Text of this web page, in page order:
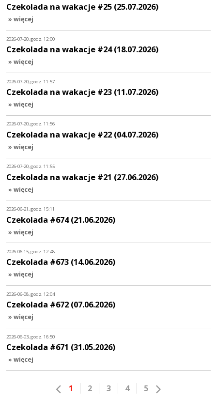
Czekolada na wakacje #25 (25.07.2026)
» więcej
2026-07-20, godz. 12:00
Czekolada na wakacje #24 (18.07.2026)
» więcej
2026-07-20, godz. 11:57
Czekolada na wakacje #23 (11.07.2026)
» więcej
2026-07-20, godz. 11:56
Czekolada na wakacje #22 (04.07.2026)
» więcej
2026-07-20, godz. 11:55
Czekolada na wakacje #21 (27.06.2026)
» więcej
2026-06-21, godz. 15:11
Czekolada #674 (21.06.2026)
» więcej
2026-06-15, godz. 12:48
Czekolada #673 (14.06.2026)
» więcej
2026-06-08, godz. 12:04
Czekolada #672 (07.06.2026)
» więcej
2026-06-03, godz. 16:50
Czekolada #671 (31.05.2026)
» więcej
1 2 3 4 5